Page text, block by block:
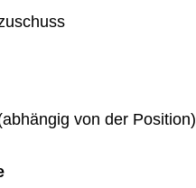
von der Position)